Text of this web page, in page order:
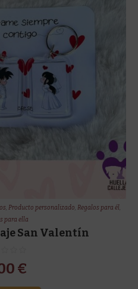
,Producto personalizado,Regalos para él,
para ella
San Valentín
€